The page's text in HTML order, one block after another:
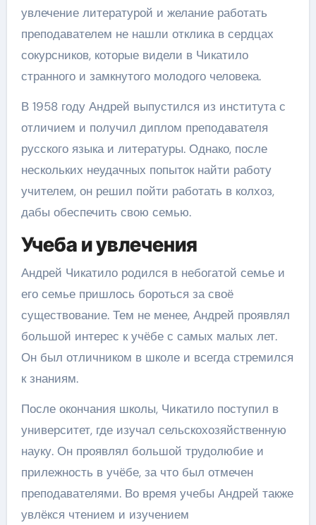
увлечение литературой и желание работать
преподавателем не нашли отклика в сердцах
сокурсников, которые видели в Чикатило
странного и замкнутого молодого человека.
В 1958 году Андрей выпустился из института с
отличием и получил диплом преподавателя
русского языка и литературы. Однако, после
нескольких неудачных попыток найти работу
учителем, он решил пойти работать в колхоз,
дабы обеспечить свою семью.
Учеба и увлечения
Андрей Чикатило родился в небогатой семье и
его семье пришлось бороться за своё
существование. Тем не менее, Андрей проявлял
большой интерес к учёбе с самых малых лет.
Он был отличником в школе и всегда стремился
к знаниям.
После окончания школы, Чикатило поступил в
университет, где изучал сельскохозяйственную
науку. Он проявлял большой трудолюбие и
прилежность в учёбе, за что был отмечен
преподавателями. Во время учебы Андрей также
увлёкся чтением и изучением